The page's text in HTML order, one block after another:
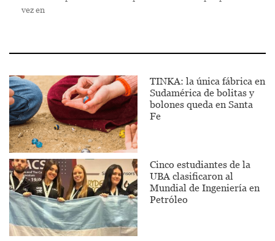
vez en
TINKA: la única fábrica en
Sudamérica de bolitas y
bolones queda en Santa
Fe
Cinco estudiantes de la
UBA clasificaron al
Mundial de Ingeniería en
Petróleo